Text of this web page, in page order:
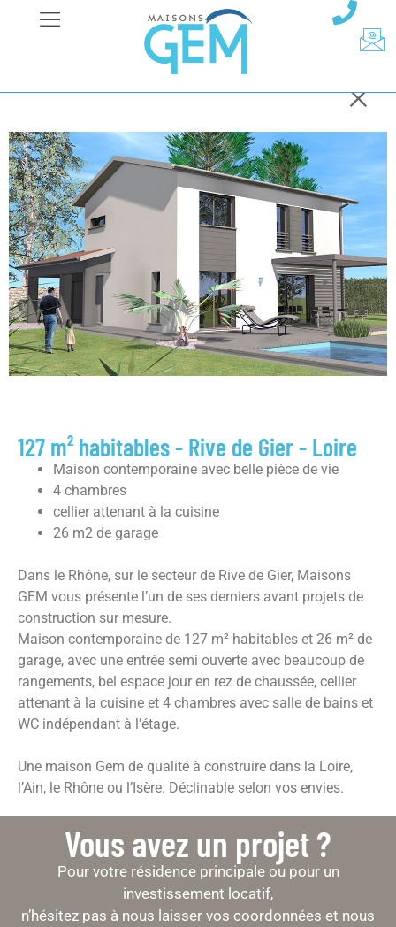
127 m² habitables - Rive de Gier - Loire
Maison contemporaine avec belle pièce de vie
4 chambres
cellier attenant à la cuisine
26 m2 de garage
Dans le Rhône, sur le secteur de Rive de Gier, Maisons
GEM vous présente l’un de ses derniers avant projets de
construction sur mesure.
Maison contemporaine de 127 m² habitables et 26 m² de
garage, avec une entrée semi ouverte avec beaucoup de
rangements, bel espace jour en rez de chaussée, cellier
attenant à la cuisine et 4 chambres avec salle de bains et
WC indépendant à l’étage.
Une maison Gem de qualité à construire dans la Loire,
l’Ain, le Rhône ou l’Isère. Déclinable selon vos envies.
Vous avez un projet ?
Pour votre résidence principale ou pour un
investissement locatif,
n’hésitez pas à nous laisser vos coordonnées et nous